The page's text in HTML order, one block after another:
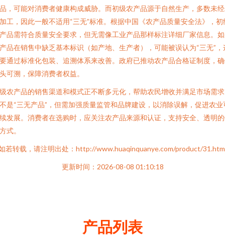
，可能对消费者健康构成威胁。而初级农产品源于自然生产，多数未
工，因此一般不适用“三无”标准。根据中国《农产品质量安全法》，初
品需符合质量安全要求，但无需像工业产品那样标注详细厂家信息。
品在销售中缺乏基本标识（如产地、生产者），可能被误认为“三无”，
通过标准化包装、追溯体系来改善。政府已推动农产品合格证制度，
可溯，保障消费者权益。
农产品的销售渠道和模式正不断多元化，帮助农民增收并满足市场需
是“三无产品”，但需加强质量监管和品牌建设，以消除误解，促进农业
发展。消费者在选购时，应关注农产品来源和认证，支持安全、透明
式。
若转载，请注明出处：http://www.huaqinquanye.com/product/
更新时间：2026-08-08 01:10:18
产品列表